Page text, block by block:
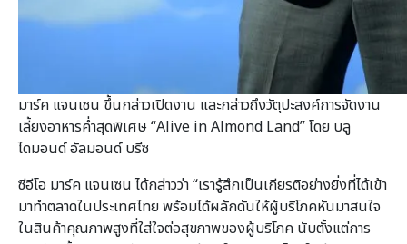
มาร์ค แจนเซน ขึ้นกล่าวเปิดงาน และกล่าวถึงวัตุปะสงค์การจัดงาน
เลี้ยงอาหารค่ำสุดพิเศษ “Alive in Almond Land” โดย บลู
ไดมอนด์ อัลมอนด์ บรีซ
ซีอีโอ มาร์ค แจนเซน ได้กล่าวว่า “เรารู้สึกเป็นเกียรติอย่างยิ่งที่ได้เข้า
มาทำตลาดในประเทศไทย พร้อมได้ผลักดันให้ผู้บริโภคหันมาสนใจ
ในสินค้าคุณภาพสูงที่ใส่ใจต่อสุขภาพของผู้บริโภค นับตั้งแต่การ